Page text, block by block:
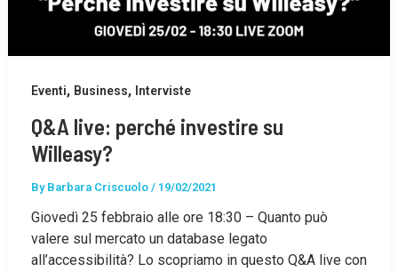
Eventi, Business, Interviste
Q&A live: perché investire su
Willeasy?
By Barbara Criscuolo / 19/02/2021
Giovedì 25 febbraio alle ore 18:30 – Quanto può
valere sul mercato un database legato
all’accessibilità? Lo scopriamo in questo Q&A live con